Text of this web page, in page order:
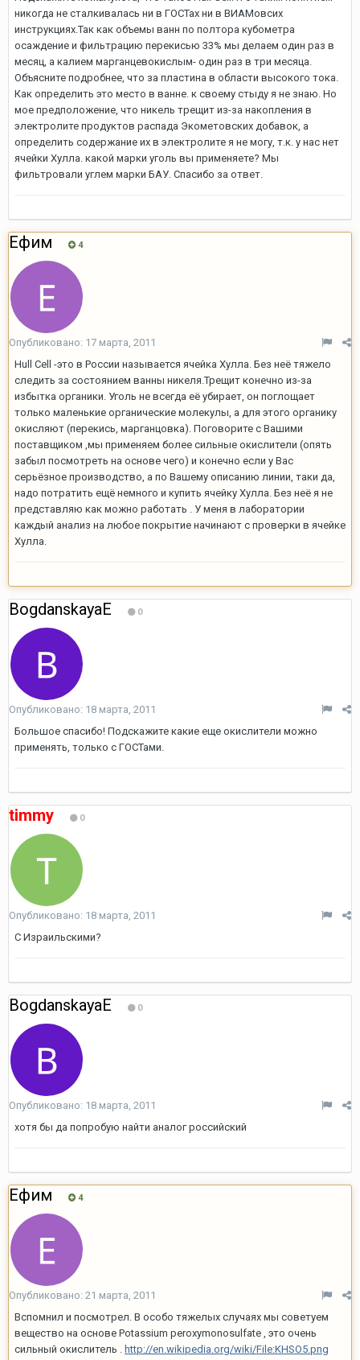
никогда не сталкивалась ни в ГОСТах ни в ВИАМовсих
инструкциях.Так как объемы ванн по полтора кубометра
осаждение и фильтрацию перекисью 33% мы делаем один раз в
месяц, а калием марганцевокислым- один раз в три месяца.
Объясните подробнее, что за пластина в области высокого тока.
Как определить это место в ванне. к своему стыду я не знаю. Но
мое предположение, что никель трещит из-за накопления в
электролите продуктов распада Экометовских добавок, а
определить содержание их в электролите я не могу, т.к. у нас нет
ячейки Хулла. какой марки уголь вы применяете? Мы
фильтровали углем марки БАУ. Спасибо за ответ.
Ефим 4
Опубликовано: 17 марта, 2011
Hull Cell -это в России называется ячейка Хулла. Без неё тяжело
следить за состоянием ванны никеля.Трещит конечно из-за
избытка органики. Уголь не всегда её убирает, он поглощает
только маленькие органические молекулы, а для этого органику
окисляют (перекись, марганцовка). Поговорите с Вашими
поставщиком ,мы применяем более сильные окислители (опять
забыл посмотреть на основе чего) и конечно если у Вас
серьёзное производство, а по Вашему описанию линии, таки да,
надо потратить ещё немного и купить ячейку Хулла. Без неё я не
представляю как можно работать . У меня в лаборатории
каждый анализ на любое покрытие начинают с проверки в ячейке
Хулла.
BogdanskayaE 0
Опубликовано: 18 марта, 2011
Большое спасибо! Подскажите какие еще окислители можно
применять, только с ГОСТами.
timmy 0
Опубликовано: 18 марта, 2011
С Израильскими?
BogdanskayaE 0
Опубликовано: 18 марта, 2011
хотя бы да попробую найти аналог российский
Ефим 4
Опубликовано: 21 марта, 2011
Вспомнил и посмотрел. В особо тяжелых случаях мы советуем
вещество на основе Potassium peroxymonosulfate , это очень
сильный окислитель . http://en.wikipedia.org/wiki/File:KHSO5.png